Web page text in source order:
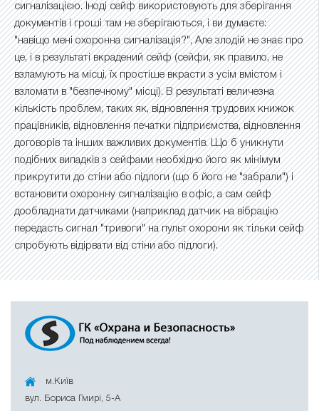
сигналізацією. Іноді сейф використовують для зберігання
документів і гроші там не зберігаються, і ви думаєте:
"навіщо мені охоронна сигналізація?", Але злодій не знає про
це, і в результаті вкрадений сейф (сейфи, як правило, не
взламують на місці, їх простіше вкрасти з усім вмістом і
взломати в "безпечному" місці). В результаті величезна
кількість проблем, таких як, відновлення трудових книжок
працівників, відновлення печатки підприємства, відновлення
договорів та інших важливих документів. Що б уникнути
подібних випадків з сейфами необхідно його як мінімум
прикрутити до стіни або підлоги (що б його не "забрали") і
встановити охоронну сигналізацію в офіс, а сам сейф
дообладнати датчиками (наприклад датчик на вібрацію
передасть сигнал "тривоги" на пульт охорони як тільки сейф
спробують відірвати від стіни або підлоги).
м.Київ
вул. Бориса Гмирі, 5-A